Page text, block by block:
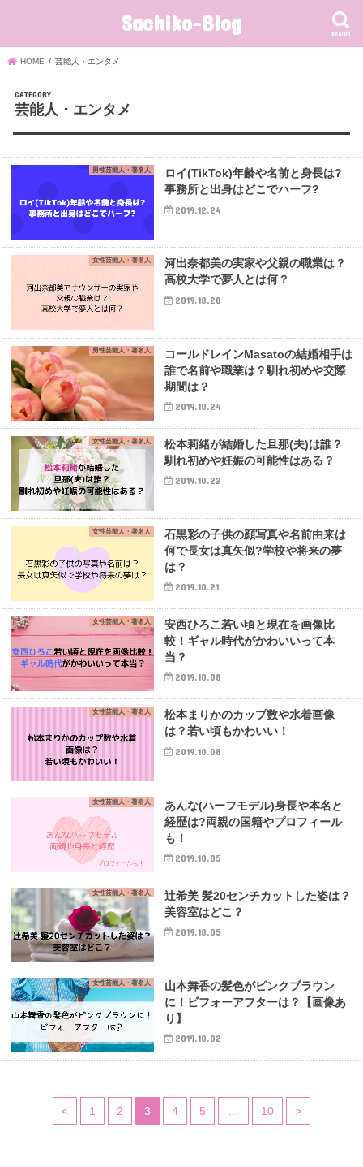
Sachiko-Blog search
HOME 芸能人・エンタメ
芸能人・エンタメ
男性芸能人・著名人
ロイ(TikTok)年齢や名前と身長は?
事務所と出身はどこでハーフ?
2019.12.24
女性芸能人・著名人
河出奈都美の実家や父親の職業は？
高校大学で夢人とは何？
2019.10.28
男性芸能人・著名人
コールドレインMasatoの結婚相手は
誰で名前や職業は？馴れ初めや交際
期間は？
2019.10.24
女性芸能人・著名人
松本莉緒が結婚した旦那(夫)は誰？
馴れ初めや妊娠の可能性はある？
2019.10.22
女性芸能人・著名人
石黒彩の子供の顔写真や名前由来は
何で長女は真矢似?学校や将来の夢
は？
2019.10.21
女性芸能人・著名人
安西ひろこ若い頃と現在を画像比
較！ギャル時代がかわいいって本
当？
2019.10.08
女性芸能人・著名人
松本まりかのカップ数や水着画像
は？若い頃もかわいい！
2019.10.08
女性芸能人・著名人
あんな(ハーフモデル)身長や本名と
経歴は?両親の国籍やプロフィール
も！
2019.10.05
女性芸能人・著名人
辻希美 髪20センチカットした姿は？
美容室はどこ？
2019.10.05
女性芸能人・著名人
山本舞香の髪色がピンクブラウン
に！ビフォーアフターは？【画像あ
り】
2019.10.02
< 1 2 3 4 5 … 10 >